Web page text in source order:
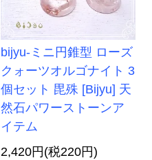
bijyu-ミニ円錐型 ローズ
クォーツオルゴナイト 3
個セット 毘殊 [Bijyu] 天
然石パワーストーンア
イテム
2,420円(税220円)